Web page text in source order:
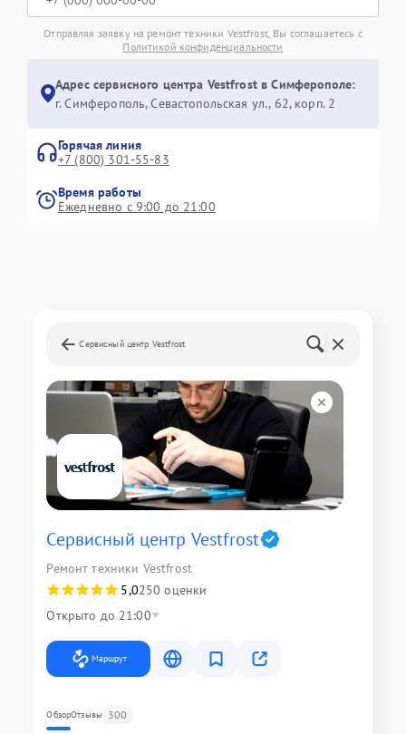
Отправляя заявку на ремонт техники Vestfrost, Вы соглашаетесь с
Политикой конфиденциальности
Адрес сервисного центра Vestfrost в Симферополе:
г. Симферополь, Севастопольская ул., 62, корп. 2
Горячая линия
+7 (800) 301-55-83
Время работы
Ежедневно с 9:00 до 21:00
Сервисный центр Vestfrost
Сервисный центр Vestfrost
Ремонт техники Vestfrost
5,0250 оценки
Открыто до 21:00
Маршрут
ОбзорОтзывы 300